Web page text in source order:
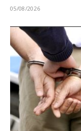
05/08/2026